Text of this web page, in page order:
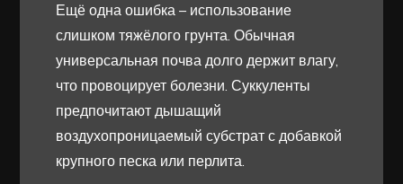
Ещё одна ошибка – использование
слишком тяжёлого грунта. Обычная
универсальная почва долго держит влагу,
что провоцирует болезни. Суккуленты
предпочитают дышащий
воздухопроницаемый субстрат с добавкой
крупного песка или перлита.